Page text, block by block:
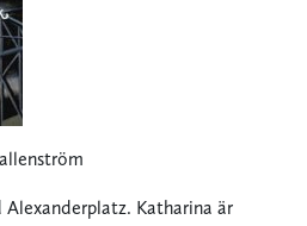
Katharina är